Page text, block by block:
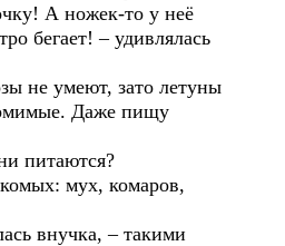
А ножек-то у неё
бегает! – удивлялась
не умеют, зато летуны
Даже пищу
питаются?
мух, комаров,
внучка, – такими